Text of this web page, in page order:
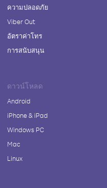
ความปลอดภัย
Viber Out
อัตราค่าโทร
การสนับสนุน
ดาวน์โหลด
Android
iPhone & iPad
Windows PC
Mac
Linux